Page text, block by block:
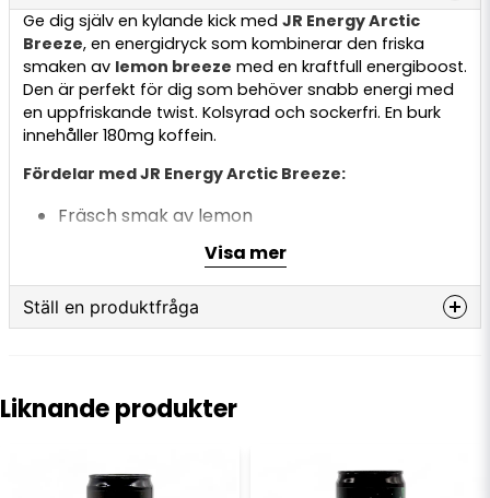
Ge dig själv en kylande kick med JR Energy Arctic
Breeze, en energidryck som kombinerar den friska
smaken av lemon breeze med en kraftfull energiboost.
Den är perfekt för dig som behöver snabb energi med
en uppfriskande twist. Kolsyrad och sockerfri. En burk
innehåller 180mg koffein.
Fördelar med JR Energy Arctic Breeze:
Fräsch smak av lemon
Ökar fokus och energi
JR Energy Arctic Breeze
är skapad för att hjälpa dig
pigg och redo för allt.
Visa mer
Ställ en produktfråga
Liknande produkter